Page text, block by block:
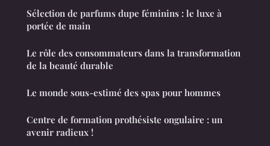
Sélection de parfums dupe féminins : le luxe à
portée de main
Le rôle des consommateurs dans la transformation
de la beauté durable
Le monde sous-estimé des spas pour hommes
Centre de formation prothésiste ongulaire : un
avenir radieux !